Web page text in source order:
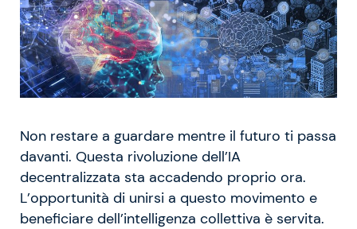
Non restare a guardare mentre il futuro ti passa
davanti. Questa rivoluzione dell’IA
decentralizzata sta accadendo proprio ora.
L’opportunità di unirsi a questo movimento e
beneficiare dell’intelligenza collettiva è servita.